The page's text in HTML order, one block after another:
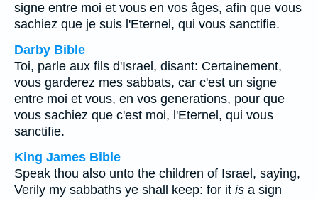
signe entre moi et vous en vos âges, afin que vous
sachiez que je suis l'Eternel, qui vous sanctifie.
Darby Bible
Toi, parle aux fils d'Israel, disant: Certainement,
vous garderez mes sabbats, car c'est un signe
entre moi et vous, en vos generations, pour que
vous sachiez que c'est moi, l'Eternel, qui vous
sanctifie.
King James Bible
Speak thou also unto the children of Israel, saying,
Verily my sabbaths ye shall keep: for it is a sign